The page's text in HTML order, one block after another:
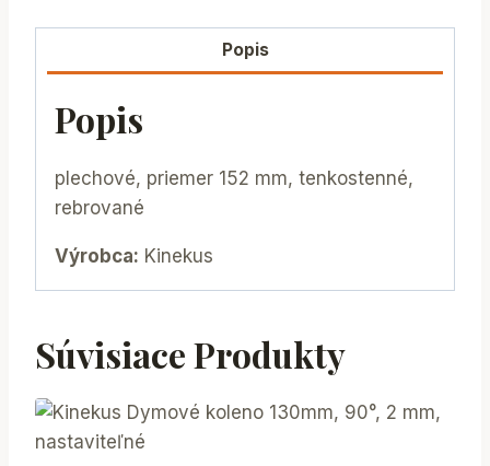
Popis
Popis
plechové, priemer 152 mm, tenkostenné,
rebrované
Výrobca: Kinekus
Súvisiace Produkty